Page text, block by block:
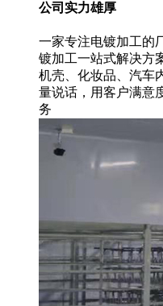
公司实力雄厚
一家专注电镀加工的
镀加工一站式解决方
机壳、化妆品、汽车
量说话，用客户满意
务